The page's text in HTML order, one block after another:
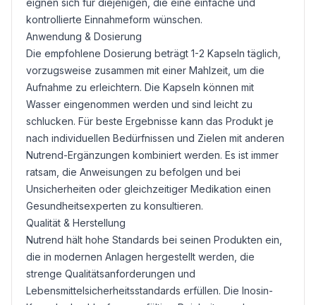
eignen sich für diejenigen, die eine einfache und
kontrollierte Einnahmeform wünschen.
Anwendung & Dosierung
Die empfohlene Dosierung beträgt 1-2 Kapseln täglich,
vorzugsweise zusammen mit einer Mahlzeit, um die
Aufnahme zu erleichtern. Die Kapseln können mit
Wasser eingenommen werden und sind leicht zu
schlucken. Für beste Ergebnisse kann das Produkt je
nach individuellen Bedürfnissen und Zielen mit anderen
Nutrend-Ergänzungen kombiniert werden. Es ist immer
ratsam, die Anweisungen zu befolgen und bei
Unsicherheiten oder gleichzeitiger Medikation einen
Gesundheitsexperten zu konsultieren.
Qualität & Herstellung
Nutrend hält hohe Standards bei seinen Produkten ein,
die in modernen Anlagen hergestellt werden, die
strenge Qualitätsanforderungen und
Lebensmittelsicherheitsstandards erfüllen. Die Inosin-